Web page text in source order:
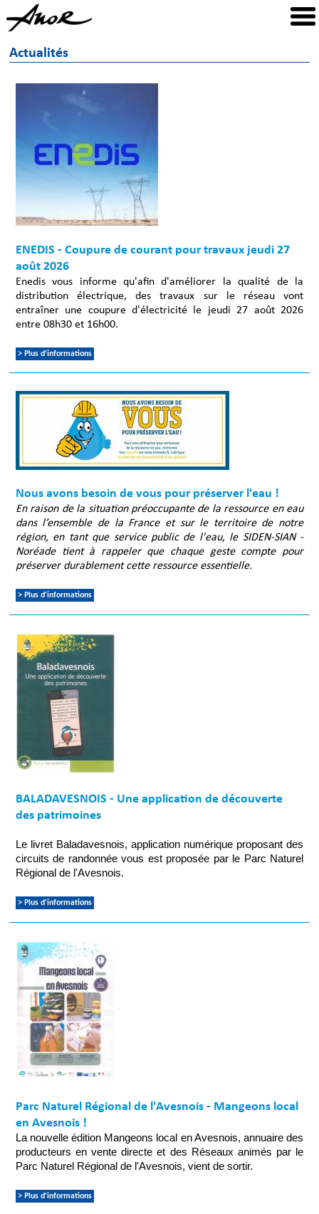
Actualités
ENEDIS - Coupure de courant pour travaux jeudi 27
août 2026
Enedis vous informe qu'afin d'améliorer la qualité de la
distribution électrique, des travaux sur le réseau vont
entraîner une coupure d'électricité le jeudi 27 août 2026
entre 08h30 et 16h00.
> Plus d'informations
Nous avons besoin de vous pour préserver l'eau !
En raison de la situation préoccupante de la ressource en eau
dans l’ensemble de la France et sur le territoire de notre
région, en tant que service public de l'eau, le SIDEN-SIAN -
Noréade tient à rappeler que chaque geste compte pour
préserver durablement cette ressource essentielle.
> Plus d'informations
BALADAVESNOIS - Une application de découverte
des patrimoines
Le livret Baladavesnois, application numérique proposant des
circuits de randonnée vous est proposée par le Parc Naturel
Régional de l'Avesnois.
> Plus d'informations
Parc Naturel Régional de l'Avesnois - Mangeons local
en Avesnois !
La nouvelle édition Mangeons local en Avesnois, annuaire des
producteurs en vente directe et des Réseaux animés par le
Parc Naturel Régional de l'Avesnois, vient de sortir.
> Plus d'informations